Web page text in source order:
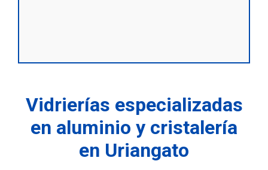
Vidrierías especializadas
en aluminio y cristalería
en Uriangato